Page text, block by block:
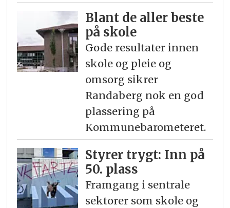
Blant de aller beste
på skole
Gode resultater innen
skole og pleie og
omsorg sikrer
Randaberg nok en god
plassering på
Kommunebarometeret.
Styrer trygt: Inn på
50. plass
Framgang i sentrale
sektorer som skole og